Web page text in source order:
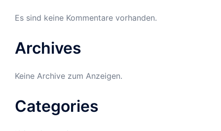
Es sind keine Kommentare vorhanden.
Archives
Keine Archive zum Anzeigen.
Categories